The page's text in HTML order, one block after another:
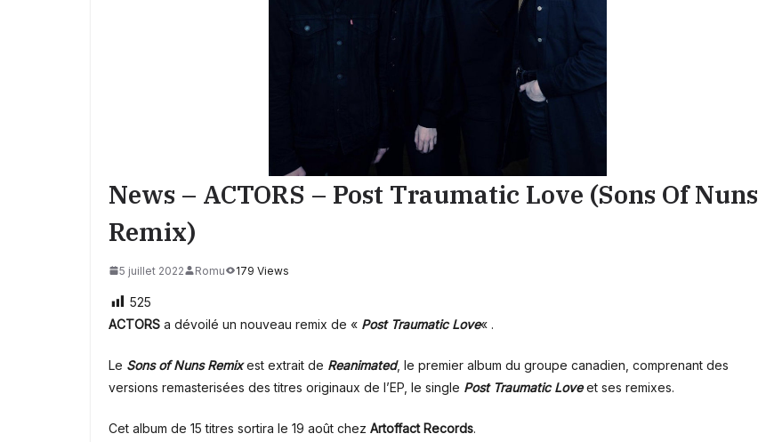
News – ACTORS – Post Traumatic Love (Sons Of Nuns
Remix)
5 juillet 2022 Romu 179 Views
525
ACTORS a dévoilé un nouveau remix de « Post Traumatic Love« .
Le Sons of Nuns Remixest extrait de Reanimated, le premier album du groupe canadien, comprenant des
versions remasterisées des titres originaux de l’EP, le single Post Traumatic Loveet ses remixes.
Cet album de 15 titres sortira le 19 août chez Artoffact Records.